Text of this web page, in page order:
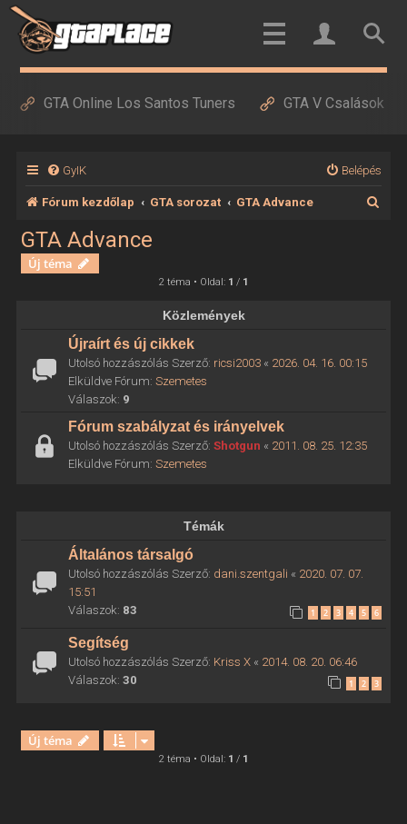
GTA Online Los Santos Tuners GTA V Csalások
GyIK Belépés
Fórum kezdőlap GTA sorozat GTA Advance
GTA Advance
Új téma
2 téma • Oldal: 1 / 1
Közlemények
Újraírt és új cikkek
Utolsó hozzászólás Szerző: ricsi2003« 2026. 04. 16. 00:15
Elküldve Fórum: Szemetes
Válaszok: 9
Fórum szabályzat és irányelvek
Utolsó hozzászólás Szerző: Shotgun « 2011. 08. 25. 12:35
Elküldve Fórum: Szemetes
Témák
Általános társalgó
Utolsó hozzászólás Szerző: dani.szentgali « 2020. 07. 07.
15:51
Válaszok: 83 1 2 3 4 5 6
Segítség
Utolsó hozzászólás Szerző: Kriss X« 2014. 08. 20. 06:46
Válaszok: 30 1 2 3
Új téma
2 téma • Oldal: 1 / 1